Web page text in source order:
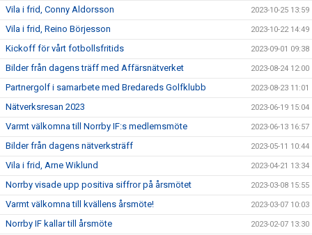
Vila i frid, Conny Aldorsson 2023-10-25 13:59
Vila i frid, Reino Börjesson 2023-10-22 14:49
Kickoff för vårt fotbollsfritids 2023-09-01 09:38
Bilder från dagens träff med Affärsnätverket 2023-08-24 12:00
Partnergolf i samarbete med Bredareds Golfklubb 2023-08-23 11:01
Nätverksresan 2023 2023-06-19 15:04
Varmt välkomna till Norrby IF:s medlemsmöte 2023-06-13 16:57
Bilder från dagens nätverksträff 2023-05-11 10:44
Vila i frid, Arne Wiklund 2023-04-21 13:34
Norrby visade upp positiva siffror på årsmötet 2023-03-08 15:55
Varmt välkomna till kvällens årsmöte! 2023-03-07 10:03
Norrby IF kallar till årsmöte 2023-02-07 13:30